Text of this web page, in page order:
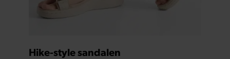
Hike-style sandalen